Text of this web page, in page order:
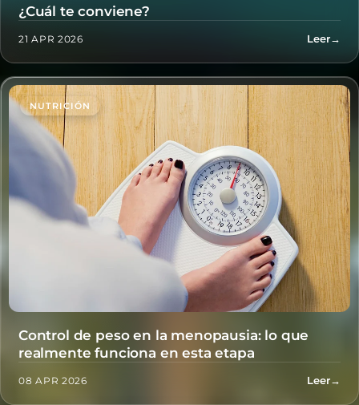
¿Cuál te conviene?
21 APR 2026 Leer→
NUTRICIÓN
Control de peso en la menopausia: lo que
realmente funciona en esta etapa
08 APR 2026 Leer→